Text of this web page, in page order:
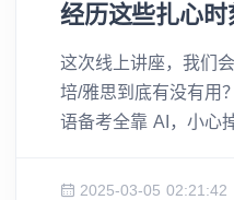
经历这些扎心时
这次线上讲座，我们
培/雅思到底有没有用
语备考全靠 AI，小心
2025-03-05 02:21:42